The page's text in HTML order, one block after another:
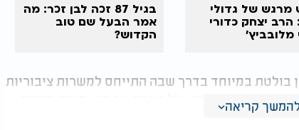
מרגש של גדולי
הרב יצחק כדורי
מלובביץ’
בגיל 87 זכה לבן זכר: מה
אמר הבעל שם טוב
הקדוש?
בולטת במיוחד בדרך שבה התייחס למשרות ציבוריות
כחבר בבית הדין של ג׳רבה, אך הוא סירב, מחמת
רבניים, חלקן עם הבטחות לשכר מכובד
קריאה